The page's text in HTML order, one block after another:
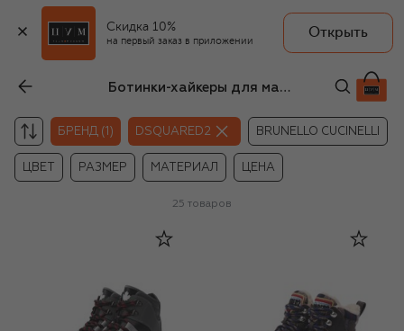
Скидка 10%
на первый заказ в приложении
Открыть
Ботинки-хайкеры для мальчиков Dsquared2
БРЕНД (1) DSQUARED2 BRUNELLO CUCINELLI
ЦВЕТ РАЗМЕР МАТЕРИАЛ ЦЕНА
25 товаров